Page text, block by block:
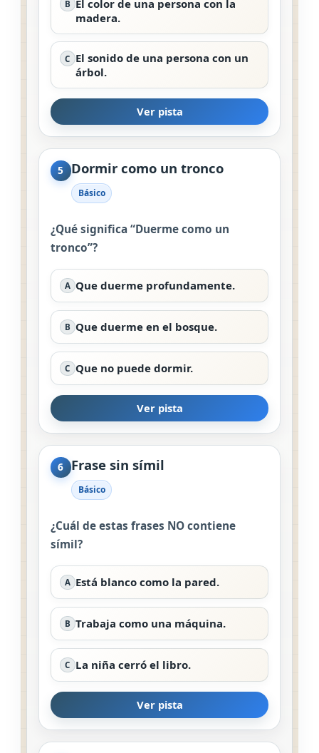
B El color de una persona con la
madera.
C El sonido de una persona con un
árbol.
Ver pista
5 Dormir como un tronco
Básico
¿Qué significa “Duerme como un
tronco”?
A Que duerme profundamente.
B Que duerme en el bosque.
C Que no puede dormir.
Ver pista
6 Frase sin símil
Básico
¿Cuál de estas frases NO contiene
símil?
A Está blanco como la pared.
B Trabaja como una máquina.
C La niña cerró el libro.
Ver pista